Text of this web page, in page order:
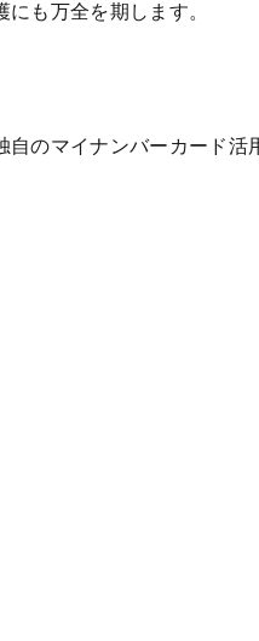
も万全を期します。
のマイナンバーカード